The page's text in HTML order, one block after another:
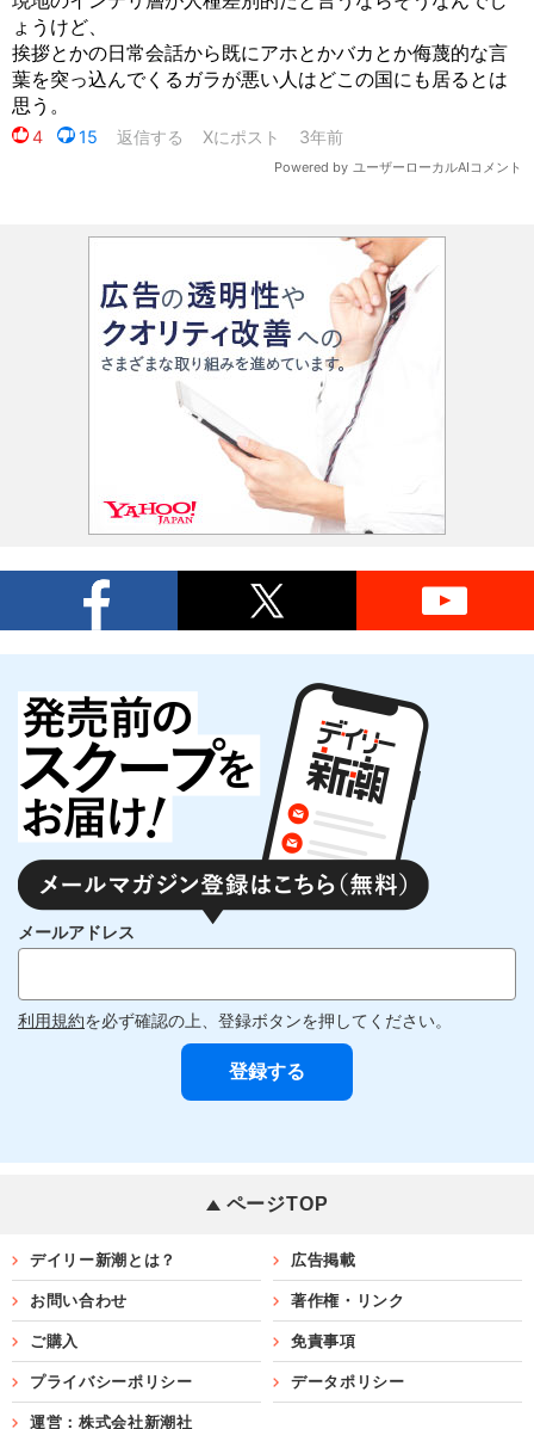
メールアドレス
利用規約を必ず確認の上、登録ボタンを押してください。
ページTOP
デイリー新潮とは？ 広告掲載
お問い合わせ 著作権・リンク
ご購入 免責事項
プライバシーポリシー データポリシー
運営：株式会社新潮社